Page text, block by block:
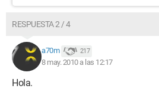
RESPUESTA 2 / 4
a70m 217
8 may. 2010 a las 12:17
Hola.